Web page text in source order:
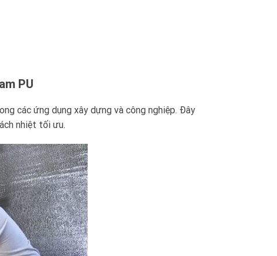
PU
các ứng dụng xây dựng và công nghiệp. Đây
nhiệt tối ưu.